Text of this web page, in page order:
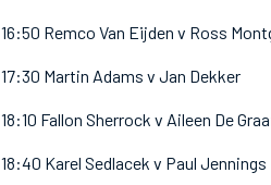
16:50 Remco Van Eijden v Ross
17:30 Martin Adams v Jan Dekker
18:10 Fallon Sherrock v Aileen De
18:40 Karel Sedlacek v Paul Jennings